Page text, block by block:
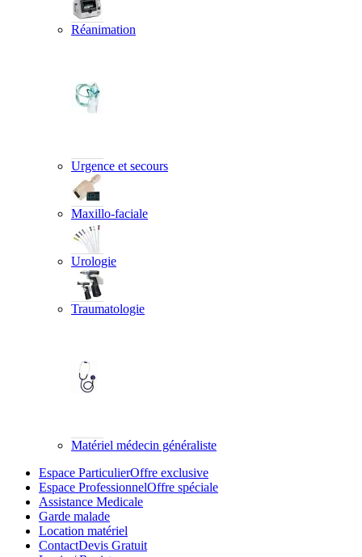
Réanimation
Urgence et secours
Maxillo-faciale
Urologie
Traumatologie
Matériel médecin généraliste
Espace ParticulierOffre exclusive
Espace ProfessionnelOffre spéciale
Assistance Medicale
Garde malade
Location matériel
ContactDevis Gratuit